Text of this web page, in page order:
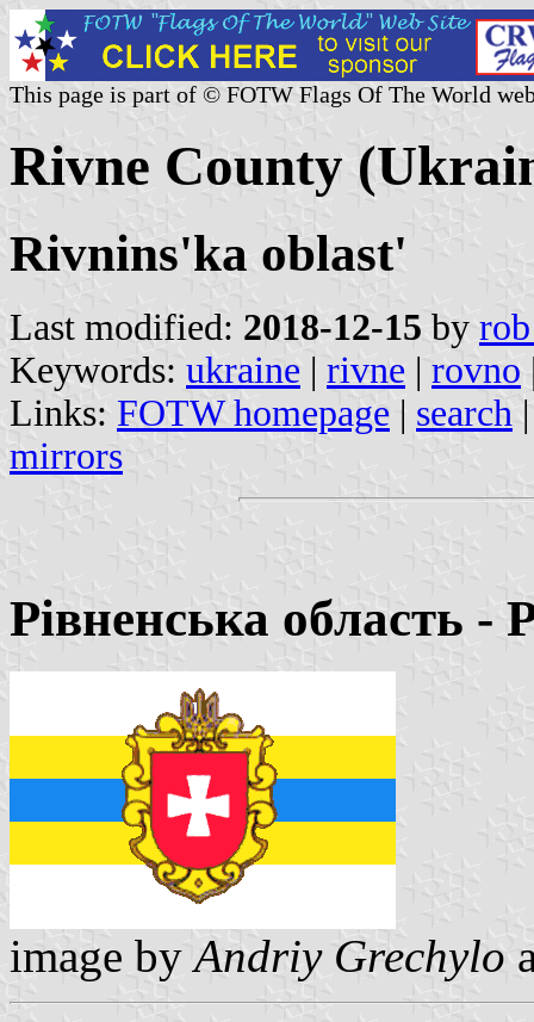
This page is part of © FOTW Flags Of The World
Rivne County
Rivnins'ka oblast'
Last modified: 2018-12-15 by
Keywords: ukraine | rivne | rovno
Links: FOTW homepage | search
mirrors
Рiвненська область -
image by Andriy Grechylo